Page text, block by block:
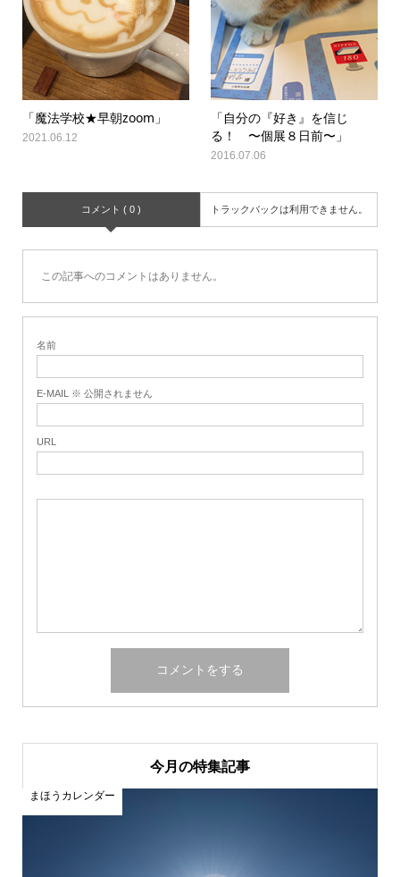
「魔法学校★早朝zoom」
2021.06.12
「自分の『好き』を信じ
る！ 〜個展８日前〜」
2016.07.06
コメント ( 0 ) トラックバックは利用できません。
この記事へのコメントはありません。
名前
E-MAIL ※ 公開されません
URL
今月の特集記事
まほうカレンダー